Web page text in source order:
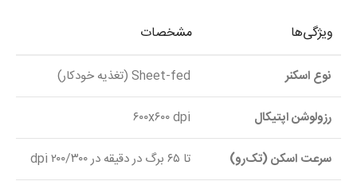
ویژگی‌ها مشخصات
نوع اسکنر Sheet-fed (تغذیه خودکار)
رزولوشن اپتیکال ۶۰۰x۶۰۰ dpi
سرعت اسکن (تک‌رو) تا ۶۵ برگ در دقیقه در ۲۰۰/۳۰۰ dpi